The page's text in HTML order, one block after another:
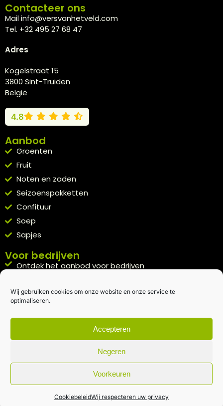
Wij gebruiken cookies om onze website en onze service te
optimaliseren.
Accepteren
Negeren
Voorkeuren
CookiebeleidWij respecteren uw privacy
Contacteer ons
Mail info@versvanhetveld.com
Tel. +32 495 27 68 47
Adres
Kogelstraat 15
3800 Sint-Truiden
België
4.8
Aanbod
Groenten
Fruit
Noten en zaden
Seizoenspakketten
Confituur
Soep
Sapjes
Voor bedrijven
Ontdek het aanbod voor bedrijven
Kennismakingspakket aanvragen
Blijft op de hoogte
Rechtstreeks van het veld naar je inbox.
Inschrijven nieuwsbrief
Algemene voorwaarden|Privacybeleid| gemaakt met door
creativitijd